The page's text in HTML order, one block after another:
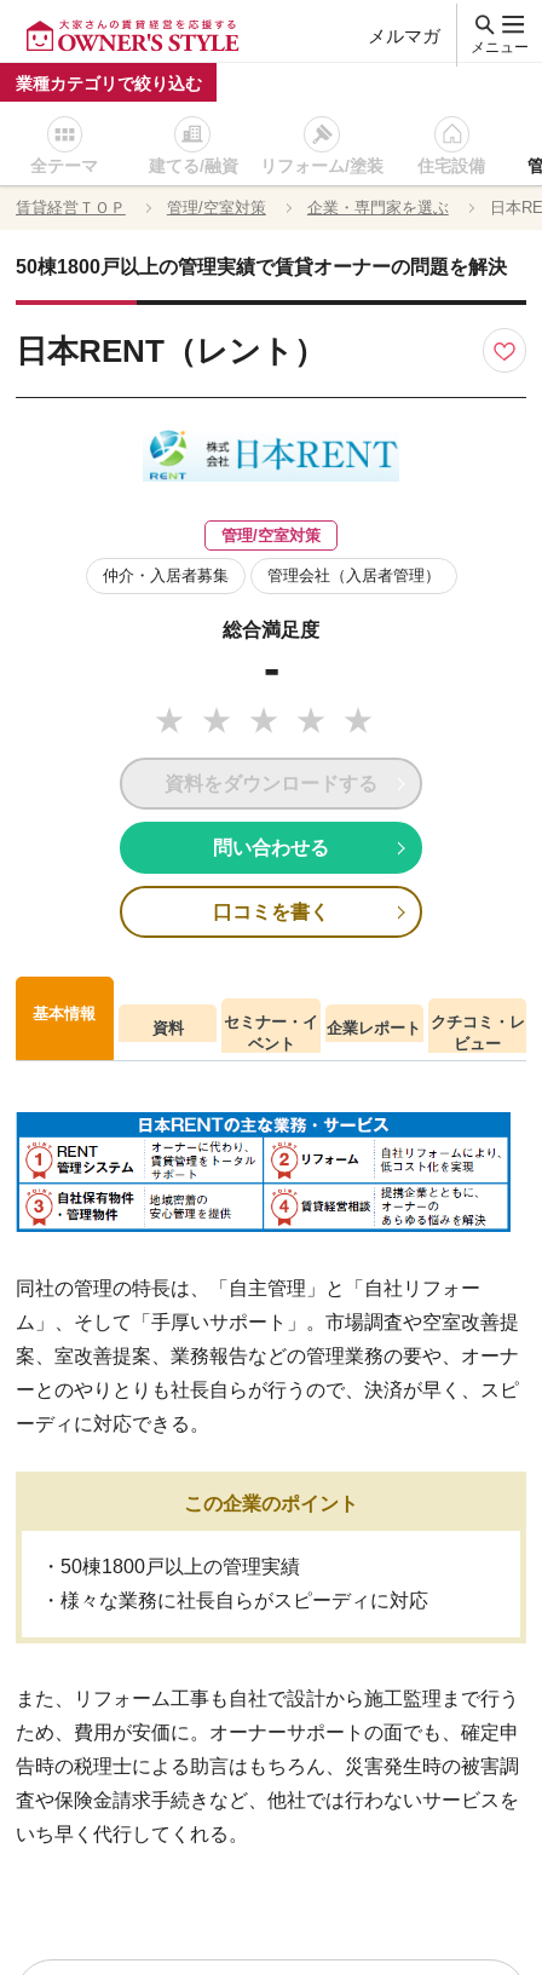
メルマガ
メニュー
業種カテゴリで絞り込む
全テーマ 建てる/融資 リフォーム/塗装 住宅設備
賃貸経営ＴＯＰ 管理/空室対策 企業・専門家を選ぶ 日本
50棟1800戸以上の管理実績で賃貸オーナーの問題を解決
日本RENT（レント）
管理/空室対策
仲介・入居者募集 管理会社（入居者管理）
総合満足度
-
資料をダウンロードする
問い合わせる
口コミを書く
基本情報
資料
セミナー・イ
ベント
企業レポート
クチコミ・レ
ビュー
同社の管理の特長は、「自主管理」と「自社リフォー
ム」、そして「手厚いサポート」。市場調査や空室改善提
案、室改善提案、業務報告などの管理業務の要や、オーナ
ーとのやりとりも社長自らが行うので、決済が早く、スピ
ーディに対応できる。
この企業のポイント
・50棟1800戸以上の管理実績
・様々な業務に社長自らがスピーディに対応
また、リフォーム工事も自社で設計から施工監理まで行う
ため、費用が安価に。オーナーサポートの面でも、確定申
告時の税理士による助言はもちろん、災害発生時の被害調
査や保険金請求手続きなど、他社では行わないサービスを
いち早く代行してくれる。